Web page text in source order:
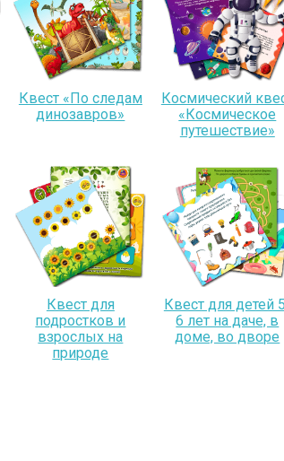
Квест «По следам
динозавров»
Космический
«Космическое
путешествие»
Квест для
подростков и
взрослых на
природе
Квест для детей
6 лет на даче, в
доме, во дворе